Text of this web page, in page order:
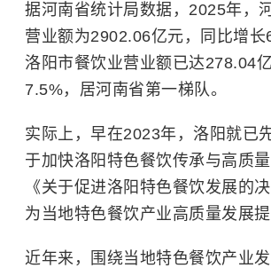
据河南省统计局数据，2025年，
营业额为2902.06亿元，同比增长
洛阳市餐饮业营业额已达278.04
7.5%，居河南省第一梯队。
实际上，早在2023年，洛阳就已
于加快洛阳特色餐饮传承与高质量
《关于促进洛阳特色餐饮发展的
为当地特色餐饮产业高质量发展提
近年来，围绕当地特色餐饮产业